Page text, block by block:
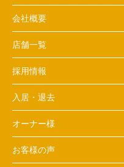
会社概要
店舗一覧
採用情報
入居・退去
オーナー様
お客様の声